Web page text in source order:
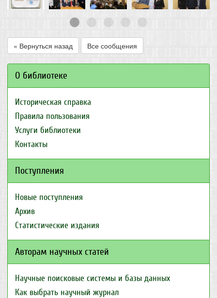
« Вернуться назад Все сообщения
О библиотеке
Историческая справка
Правила пользования
Услуги библиотеки
Контакты
Поступления
Новые поступления
Архив
Статистические издания
Авторам научных статей
Научные поисковые системы и базы данных
Как выбрать научный журнал